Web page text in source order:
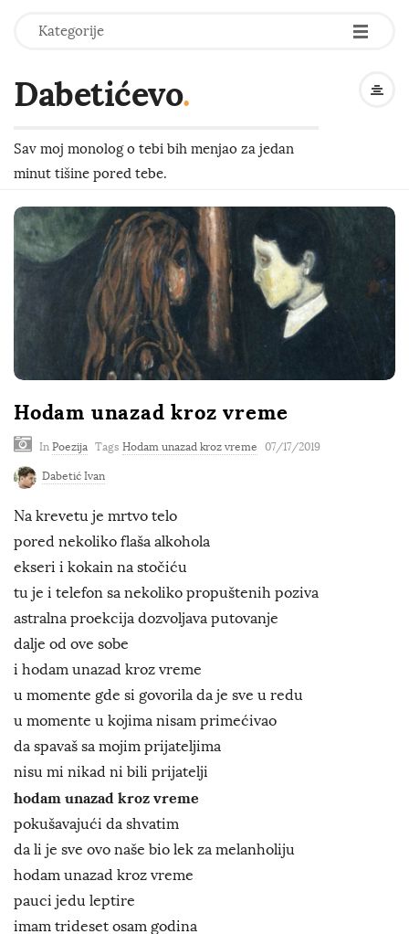
Kategorije -
-
-
Dabetićevo.
Sav moj monolog o tebi bih menjao za jedan
minut tišine pored tebe.
Hodam unazad kroz vreme
In Poezija Tags Hodam unazad kroz vreme 07/17/2019
Dabetić Ivan
Na krevetu je mrtvo telo
pored nekoliko flaša alkohola
ekseri i kokain na stočiću
tu je i telefon sa nekoliko propuštenih poziva
astralna proekcija dozvoljava putovanje
dalje od ove sobe
i hodam unazad kroz vreme
u momente gde si govorila da je sve u redu
u momente u kojima nisam primećivao
da spavaš sa mojim prijateljima
nisu mi nikad ni bili prijatelji
hodam unazad kroz vreme
pokušavajući da shvatim
da li je sve ovo naše bio lek za melanholiju
hodam unazad kroz vreme
pauci jedu leptire
imam trideset osam godina